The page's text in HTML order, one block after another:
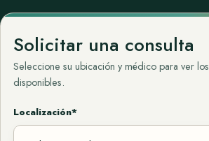
Solicitar una consulta
Seleccione su ubicación y médico para ver
disponibles.
Localización*